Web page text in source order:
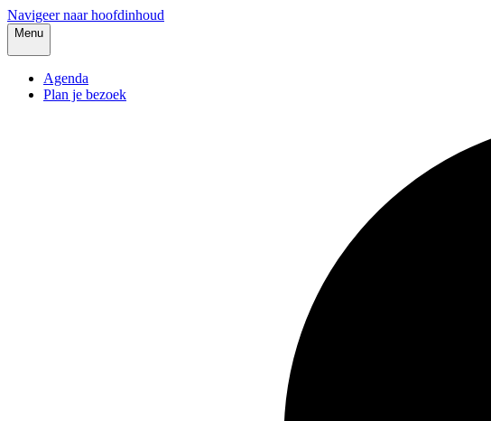
Navigeer naar hoofdinhoud
Menu
Agenda
Plan je bezoek